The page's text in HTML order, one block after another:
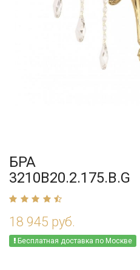
БРА
3210B20.2.175.B.G
18 945 руб.
Бесплатная доставка по Москве